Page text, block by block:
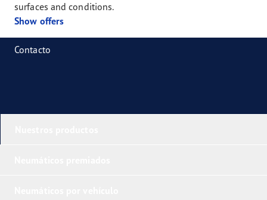
surfaces and conditions.
Show offers
Contacto